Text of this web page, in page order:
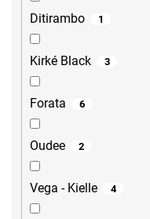
Ditirambo 1
Kirké Black 3
Forata 6
Oudee 2
Vega - Kielle 4